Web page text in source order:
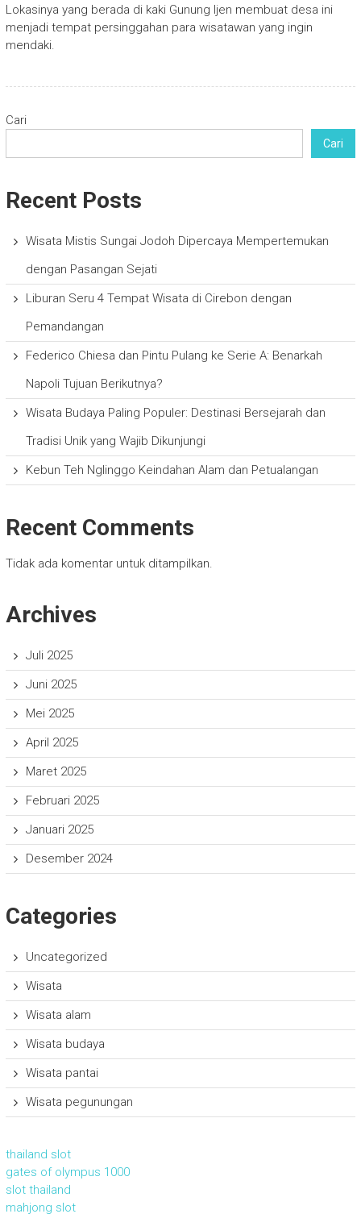
Lokasinya yang berada di kaki Gunung Ijen membuat desa ini
menjadi tempat persinggahan para wisatawan yang ingin
mendaki.
Cari
Cari
Recent Posts
Wisata Mistis Sungai Jodoh Dipercaya Mempertemukan
dengan Pasangan Sejati
Liburan Seru 4 Tempat Wisata di Cirebon dengan
Pemandangan
Federico Chiesa dan Pintu Pulang ke Serie A: Benarkah
Napoli Tujuan Berikutnya?
Wisata Budaya Paling Populer: Destinasi Bersejarah dan
Tradisi Unik yang Wajib Dikunjungi
Kebun Teh Nglinggo Keindahan Alam dan Petualangan
Recent Comments
Tidak ada komentar untuk ditampilkan.
Archives
Juli 2025
Juni 2025
Mei 2025
April 2025
Maret 2025
Februari 2025
Januari 2025
Desember 2024
Categories
Uncategorized
Wisata
Wisata alam
Wisata budaya
Wisata pantai
Wisata pegunungan
thailand slot
gates of olympus 1000
slot thailand
mahjong slot